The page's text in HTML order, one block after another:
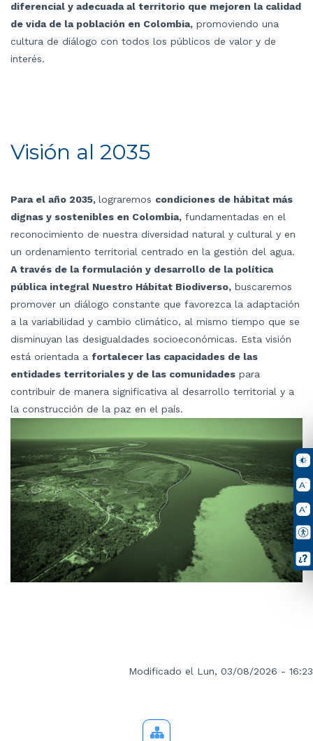
diferencial y adecuada al territorio que mejoren la calidad
de vida de la población en Colombia, promoviendo una
cultura de diálogo con todos los públicos de valor y de
interés.
Visión al 2035
Para el año 2035, lograremos condiciones de hábitat más
dignas y sostenibles en Colombia, fundamentadas en el
reconocimiento de nuestra diversidad natural y cultural y en
un ordenamiento territorial centrado en la gestión del agua.
A través de la formulación y desarrollo de la política
pública integral Nuestro Hábitat Biodiverso, buscaremos
promover un diálogo constante que favorezca la adaptación
a la variabilidad y cambio climático, al mismo tiempo que se
disminuyan las desigualdades socioeconómicas. Esta visión
está orientada a fortalecer las capacidades de las
entidades territoriales y de las comunidades para
contribuir de manera significativa al desarrollo territorial y a
la construcción de la paz en el país.
Modificado el Lun, 03/08/2026 - 16:23